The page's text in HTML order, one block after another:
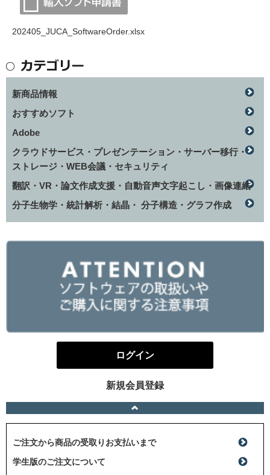
202405_JUCA_SoftwareOrder.xlsx
新商品情報
おすすめソフト
Adobe
クラウドサービス・プレゼンテーション・サーバー移行・
ストレージ・WEB会議・セキュリティ
翻訳・VR・論文作成支援・自動音声文字起こし・画像連結
分子生物学・統計解析・結晶・ 分子構造・グラフ作成
ログイン
新規会員登録
ご注文から商品の受取りお支払いまで
学生版のご注文について